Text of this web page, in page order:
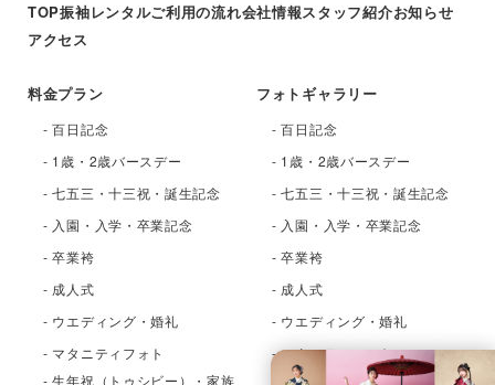
TOP振袖レンタルご利用の流れ会社情報スタッフ紹介お知らせ
アクセス
料金プラン
- 百日記念
- 1歳・2歳バースデー
- 七五三・十三祝・誕生記念
- 入園・入学・卒業記念
- 卒業袴
- 成人式
- ウエディング・婚礼
- マタニティフォト
- 生年祝（トゥシビー）・家族
フォトギャラリー
- 百日記念
- 1歳・2歳バースデー
- 七五三・十三祝・誕生記念
- 入園・入学・卒業記念
- 卒業袴
- 成人式
- ウエディング・婚礼
- マタニティフォト
- 生年祝（トゥシビー）・家族